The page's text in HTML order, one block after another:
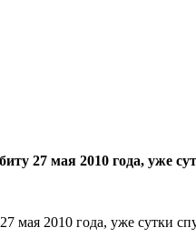
27 мая 2010 года, уже
2010 года, уже сутки